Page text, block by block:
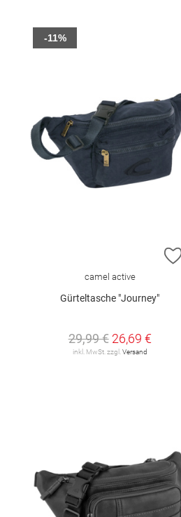
camel active
Gürteltasche "Journey"
29,99 € 26,69 €
inkl. MwSt. zzgl. Versand
-11%